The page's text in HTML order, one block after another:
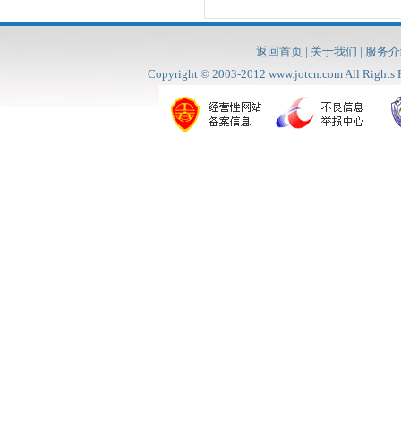
返回首页 | 关于我们 | 服务
Copyright © 2003-2012 www.jotcn.comAll Rights